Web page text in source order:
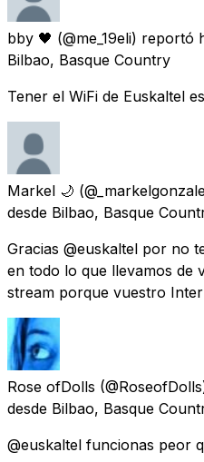
bby 🖤 (@me_19eli) reportó
Bilbao, Basque Country
Tener el WiFi de Euskaltel
Markel 🌙
desde Bilbao, Basque
Gracias @euskaltel por no
en todo lo que llevamos de
stream porque vuestro
Rose ofDolls
desde Bilbao, Basque
@euskaltel funcionas peor